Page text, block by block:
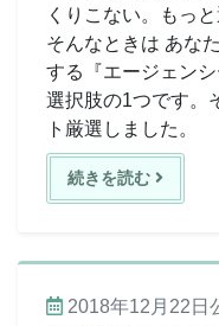
くりこない。もっ
そんなときは あな
する『エージェン
選択肢の1つです。
ト厳選しました。
続きを読む
2018年12月22日